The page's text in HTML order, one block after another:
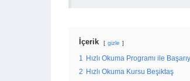
İçerik gizle
1
Hızlı Okuma Programı ile
2 Hızlı Okuma Kursu Beşiktaş